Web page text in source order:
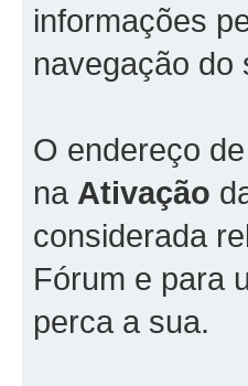
informações
navegação do
O endereço
na Ativação
considerada
Fórum e para
perca a sua.